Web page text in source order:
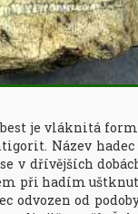
je vláknitá
Název
v dřívějších
při hadím
odvozen od